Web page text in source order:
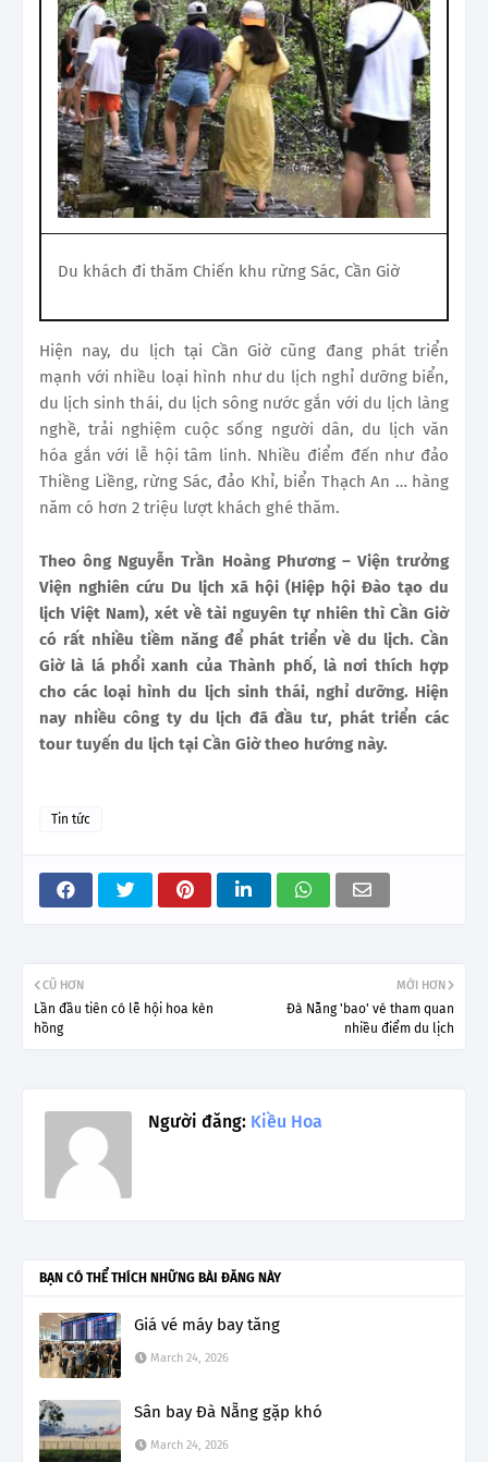
Du khách đi thăm Chiến khu rừng Sác, Cần Giờ
Hiện nay, du lịch tại Cần Giờ cũng đang phát triển
mạnh với nhiều loại hình như du lịch nghỉ dưỡng biển,
du lịch sinh thái, du lịch sông nước gắn với du lịch làng
nghề, trải nghiệm cuộc sống người dân, du lịch văn
hóa gắn với lễ hội tâm linh. Nhiều điểm đến như đảo
Thiềng Liềng, rừng Sác, đảo Khỉ, biển Thạch An … hàng
năm có hơn 2 triệu lượt khách ghé thăm.
Theo ông Nguyễn Trần Hoàng Phương – Viện trưởng
Viện nghiên cứu Du lịch xã hội (Hiệp hội Đào tạo du
lịch Việt Nam), xét về tài nguyên tự nhiên thì Cần Giờ
có rất nhiều tiềm năng để phát triển về du lịch. Cần
Giờ là lá phổi xanh của Thành phố, là nơi thích hợp
cho các loại hình du lịch sinh thái, nghỉ dưỡng. Hiện
nay nhiều công ty du lịch đã đầu tư, phát triển các
tour tuyến du lịch tại Cần Giờ theo hướng này.
Tin tức
MỚI HƠN
Đà Nẵng 'bao' vé tham quan
nhiều điểm du lịch
CŨ HƠN
Lần đầu tiên có lễ hội hoa kèn
hồng
Người đăng: Kiều Hoa
BẠN CÓ THỂ THÍCH NHỮNG BÀI ĐĂNG NÀY
Giá vé máy bay tăng
March 24, 2026
Sân bay Đà Nẵng gặp khó
March 24, 2026